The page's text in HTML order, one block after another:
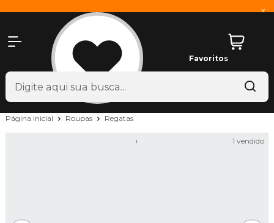
x
Favoritos
Página Inicial Roupas Regatas
1 vendido